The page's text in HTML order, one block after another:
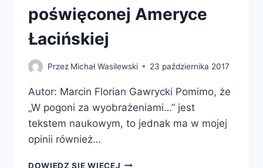
poświęconej Ameryce
Łacińskiej
Przez Michał Wasilewski 23 października 2017
Autor: Marcin Florian Gawrycki Pomimo, że
„W pogoni za wyobrażeniami…” jest
tekstem naukowym, to jednak ma w mojej
opinii również…
DOWIEDZ SIĘ WIĘCEJ W